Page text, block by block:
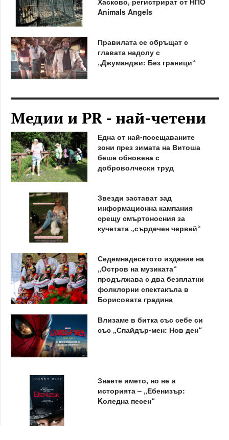
Animals Angels
Правилата се обръщат с
главата надолу с
„Джуманджи: Без граници“
Медии и PR - най-четени
Една от най-посещаваните
зони през зимата на Витоша
беше обновена с
доброволчески труд
Звезди застават зад
информационна кампания
срещу смъртоносния за
кучетата „сърдечен червей“
Седемнадесетото издание на
„Остров на музиката“
продължава с два безплатни
фолклорни спектакъла в
Борисовата градина
Влизаме в битка със себе си
със „Спайдър-мен: Нов ден“
Знаете името, но не и
историята – „Ебенизър:
Kоледна песен“